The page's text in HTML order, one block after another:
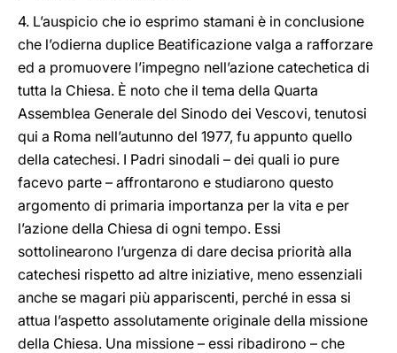
4. L’auspicio che io esprimo stamani è in conclusione
che l’odierna duplice Beatificazione valga a rafforzare
ed a promuovere l’impegno nell’azione catechetica di
tutta la Chiesa. È noto che il tema della Quarta
Assemblea Generale del Sinodo dei Vescovi, tenutosi
qui a Roma nell’autunno del 1977, fu appunto quello
della catechesi. I Padri sinodali – dei quali io pure
facevo parte – affrontarono e studiarono questo
argomento di primaria importanza per la vita e per
l’azione della Chiesa di ogni tempo. Essi
sottolinearono l’urgenza di dare decisa priorità alla
catechesi rispetto ad altre iniziative, meno essenziali
anche se magari più appariscenti, perché in essa si
attua l’aspetto assolutamente originale della missione
della Chiesa. Una missione – essi ribadirono – che